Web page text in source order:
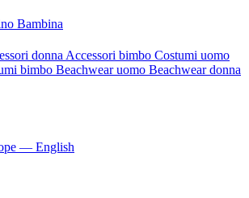
Bambina
donna Accessori bimbo Costumi uomo
bimbo Beachwear uomo Beachwear donna
— English